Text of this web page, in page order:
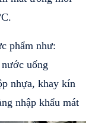
phẩm như:
uống
nhựa, khay kín
nhập khẩu mát